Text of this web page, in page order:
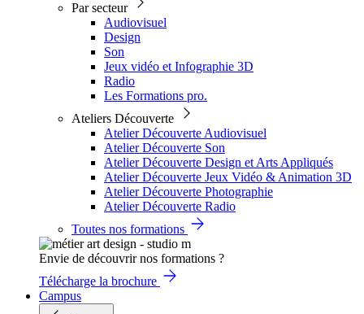
Par secteur
Audiovisuel
Design
Son
Jeux vidéo et Infographie 3D
Radio
Les Formations pro.
Ateliers Découverte
Atelier Découverte Audiovisuel
Atelier Découverte Son
Atelier Découverte Design et Arts Appliqués
Atelier Découverte Jeux Vidéo & Animation 3D
Atelier Découverte Photographie
Atelier Découverte Radio
Toutes nos formations
Envie de découvrir nos formations ?
Télécharge la brochure
Campus